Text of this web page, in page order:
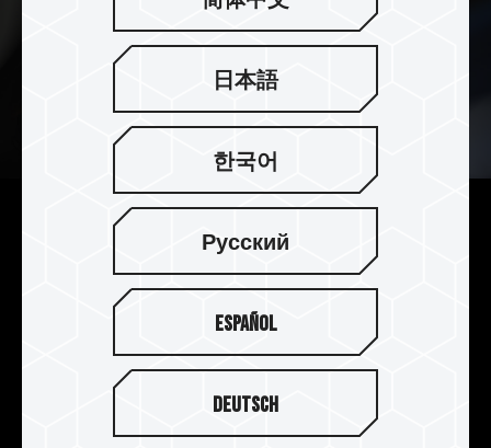
特仕白超薄石墨烯專利散熱片
安裝不干涉
採用特仕款白色超薄石墨烯專利散熱片，含散熱片
高度僅有 3.7mm 完全符合 PS5 不能超過 8mm 高
度的限制，讓你輕鬆安裝擴充儲存容量，干涉問題
日本語
한국어
Русский
Español
Deutsch